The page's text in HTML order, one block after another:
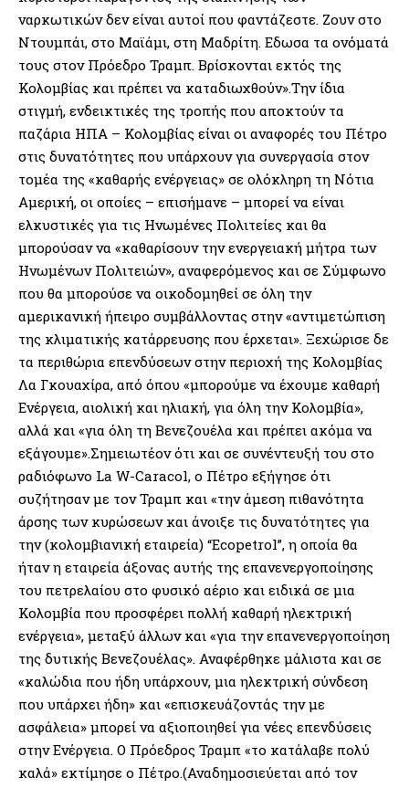
ναρκωτικών δεν είναι αυτοί που φαντάζεστε. Ζουν στο
Ντουμπάι, στο Μαϊάμι, στη Μαδρίτη. Εδωσα τα ονόματά
τους στον Πρόεδρο Τραμπ. Βρίσκονται εκτός της
Κολομβίας και πρέπει να καταδιωχθούν».Την ίδια
στιγμή, ενδεικτικές της τροπής που αποκτούν τα
παζάρια ΗΠΑ – Κολομβίας είναι οι αναφορές του Πέτρο
στις δυνατότητες που υπάρχουν για συνεργασία στον
τομέα της «καθαρής ενέργειας» σε ολόκληρη τη Νότια
Αμερική, οι οποίες – επισήμανε – μπορεί να είναι
ελκυστικές για τις Ηνωμένες Πολιτείες και θα
μπορούσαν να «καθαρίσουν την ενεργειακή μήτρα των
Ηνωμένων Πολιτειών», αναφερόμενος και σε Σύμφωνο
που θα μπορούσε να οικοδομηθεί σε όλη την
αμερικανική ήπειρο συμβάλλοντας στην «αντιμετώπιση
της κλιματικής κατάρρευσης που έρχεται». Ξεχώρισε δε
τα περιθώρια επενδύσεων στην περιοχή της Κολομβίας
Λα Γκουαχίρα, από όπου «μπορούμε να έχουμε καθαρή
Ενέργεια, αιολική και ηλιακή, για όλη την Κολομβία»,
αλλά και «για όλη τη Βενεζουέλα και πρέπει ακόμα να
εξάγουμε».Σημειωτέον ότι και σε συνέντευξή του στο
ραδιόφωνο La W-Caracol, ο Πέτρο εξήγησε ότι
συζήτησαν με τον Τραμπ και «την άμεση πιθανότητα
άρσης των κυρώσεων και άνοιξε τις δυνατότητες για
την (κολομβιανική εταιρεία) “Ecopetrol”, η οποία θα
ήταν η εταιρεία άξονας αυτής της επανενεργοποίησης
του πετρελαίου στο φυσικό αέριο και ειδικά σε μια
Κολομβία που προσφέρει πολλή καθαρή ηλεκτρική
ενέργεια», μεταξύ άλλων και «για την επανενεργοποίηση
της δυτικής Βενεζουέλας». Αναφέρθηκε μάλιστα και σε
«καλώδια που ήδη υπάρχουν, μια ηλεκτρική σύνδεση
που υπάρχει ήδη» και «επισκευάζοντάς την με
ασφάλεια» μπορεί να αξιοποιηθεί για νέες επενδύσεις
στην Ενέργεια. Ο Πρόεδρος Τραμπ «το κατάλαβε πολύ
καλά» εκτίμησε ο Πέτρο.(Αναδημοσιεύεται από τον